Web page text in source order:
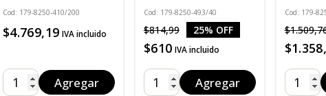
Cod: 179-8250-410/200
$4.769,19 IVA incluido
Agregar
Cod: 179-8250-493/40
$814,99 25% OFF
$610 IVA incluido
Agregar
Cod: 179-